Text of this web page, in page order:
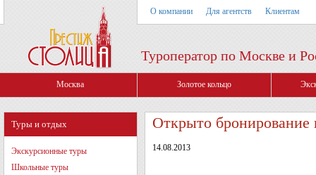
О компании Для агентств Клиентам
Туроператор по Москве и
Москва Золотое кольцо
Туры и отдых
Экскурсионные туры
Школьные туры
Открыто бронирование
14.08.2013